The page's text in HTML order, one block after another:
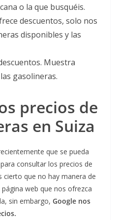
o la que busquéis.
descuentos, solo nos
disponibles y las
Muestra
gasolineras.
precios de
en Suiza
que se pueda
consultar los precios de
cierto que no hay manera de
web que nos ofrezca
sin embargo, Google nos